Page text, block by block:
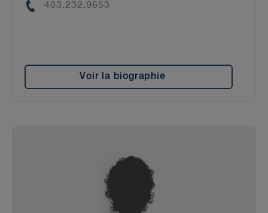
Phone
403.232.9653
Voir la biographie